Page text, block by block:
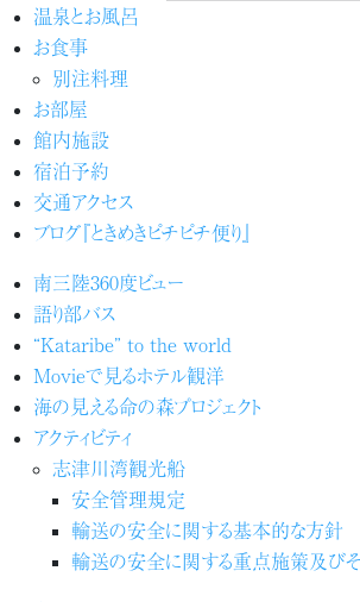
温泉とお風呂
お食事
別注料理
お部屋
館内施設
宿泊予約
交通アクセス
ブログ『ときめきピチピチ便り』
南三陸360度ビュー
語り部バス
“Kataribe” to the world
Movieで見るホテル観洋
海の見える命の森プロジェクト
アクティビティ
志津川湾観光船
安全管理規定
輸送の安全に関する基本的な方針
輸送の安全に関する重点施策及び